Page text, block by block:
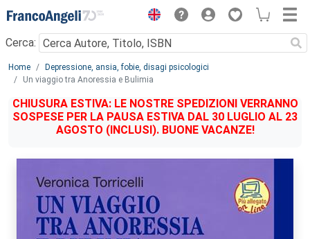
Menu
Cerca:
Main content
Home
Depressione, ansia, fobie, disagi psicologici
Un viaggio tra Anoressia e Bulimia
CHIUSURA ESTIVA: LE NOSTRE SPEDIZIONI VERRANNO
SOSPESE PER LA PAUSA ESTIVA DAL 30 LUGLIO AL 23
AGOSTO (INCLUSI). BUONE VACANZE!